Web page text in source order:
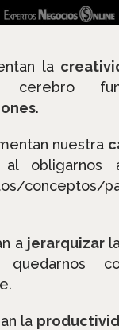
la
cerebro
.
nuestra
obligarnos
conceptos/
a jerarquizar
la